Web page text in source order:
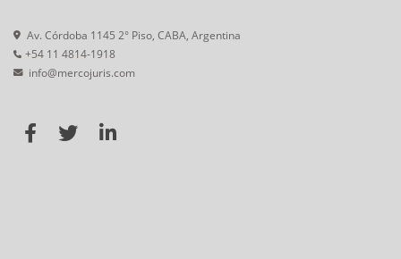
Av. Córdoba 1145 2° Piso, CABA, Argentina
+54 11 4814-1918
info@mercojuris.com